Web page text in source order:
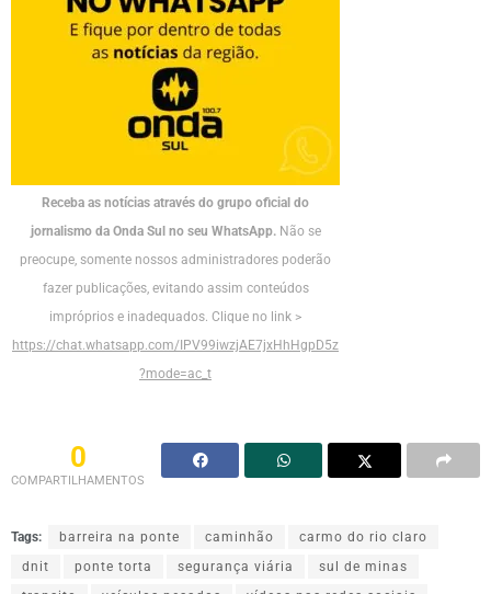
Receba as notícias através do grupo oficial do
jornalismo da Onda Sul no seu WhatsApp.Não se
preocupe, somente nossos administradores poderão
fazer publicações, evitando assim conteúdos
impróprios e inadequados. Clique no link >
https://chat.whatsapp.com/IPV99iwzjAE7jxHhHgpD5z
?mode=ac_t
0
COMPARTILHAMENTOS
Tags: barreira na ponte caminhão
carmo do rio claro
dnit
ponte torta segurança viária
sul de minas